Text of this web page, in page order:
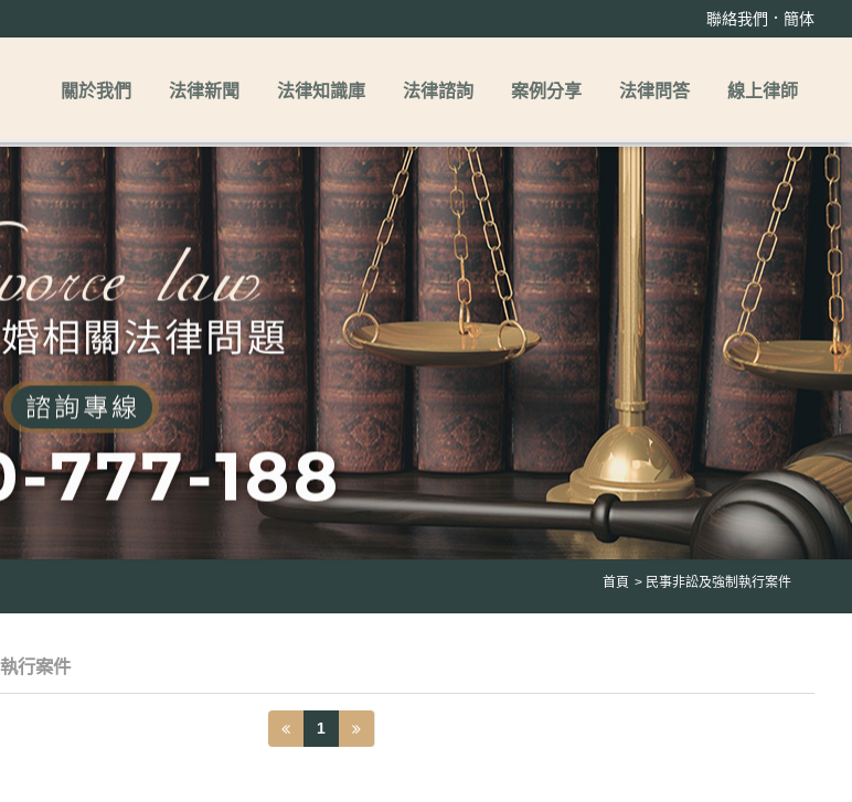
聯絡我們 ．簡体
關於我們 法律新聞 法律知識庫 法律諮詢 案例分享 法律問答 線上律師
首頁 民事非訟及強制執行案件
行案件
1